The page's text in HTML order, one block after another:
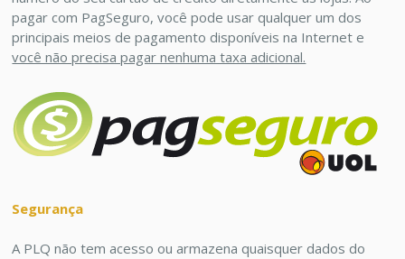
pagar com PagSeguro, você pode usar qualquer um dos
principais meios de pagamento disponíveis na Internet e
você não precisa pagar nenhuma taxa adicional.
Segurança
A PLQ não tem acesso ou armazena quaisquer dados do